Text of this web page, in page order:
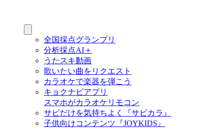
全国採点グランプリ
分析採点AI＋
うたスキ動画
歌いたい曲をリクエスト
カラオケで楽器を弾こう
キョクナビアプリ
スマホがカラオケリモコン
サビだけを気持ちよく『サビカラ』
子供向けコンテンツ『JOYKIDS』